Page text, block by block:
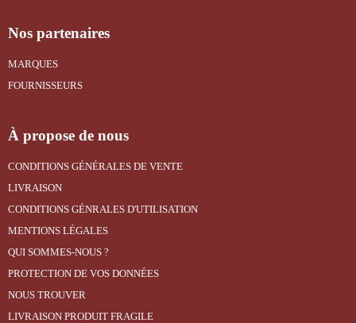
Nos partenaires
MARQUES
FOURNISSEURS
À propose de nous
CONDITIONS GÉNÉRALES DE VENTE
LIVRAISON
CONDITIONS GÉNRALES D'UTILISATION
MENTIONS LÉGALES
QUI SOMMES-NOUS ?
PROTECTION DE VOS DONNÉES
NOUS TROUVER
LIVRAISON PRODUIT FRAGILE